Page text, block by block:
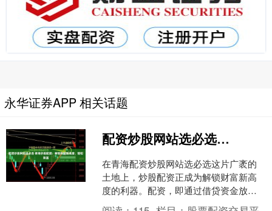
永华证券APP 相关话题
配资炒股网站选必选 青海炒股配资：解锁财富新高度，轻松致富
在青海配资炒股网站选必选这片广袤的
土地上，炒股配资正成为解锁财富新高
度的利器。配资，即通过借贷资金放大
炒股资金配资炒股网站选必选，从而提